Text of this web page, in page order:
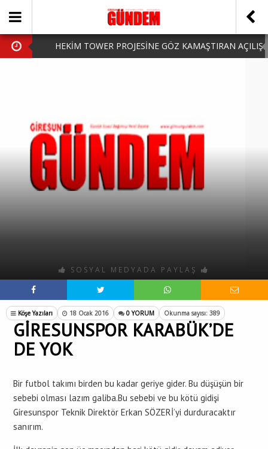
HEKİM TOWER PROJESİNE GÖZ KAMAŞTIRAN AÇILIŞ
HARUN CİCİ: VİDEOYU GÖRÜNCE GÖZLERİM DOLDU
SOSYAL MEDYADA PAYLAŞ
Köşe Yazıları 18 Ocak 2016 0 YORUM Okunma sayısı: 389
GİRESUNSPOR KARABÜK’DE
DE YOK
Bir futbol takımı birden bu kadar geriye gider. Bu düşüşün bir
sebebi olması lazım galiba.Bu sebebi ve bu kötü gidişi
Giresunspor Teknik Direktör Erkan SÖZERİ’yi durduracaktır
sanırım.